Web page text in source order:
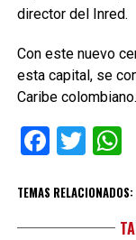
director del Inred.
Con este nuevo
esta capital, se
Caribe colombiano.
TEMAS RELACIONADOS: